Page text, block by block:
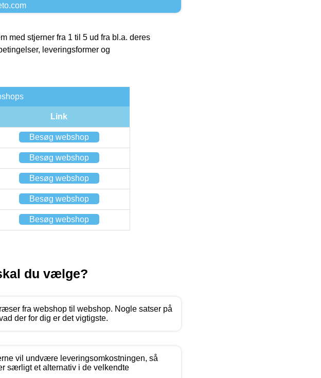
med stjerner fra 1 til 5 ud fra bl.a. deres
leveringsformer og
Link
Besøg webshop
Besøg webshop
Besøg webshop
Besøg webshop
Besøg webshop
du vælge?
fra webshop til webshop. Nogle satser på
der for dig er det vigtigste.
vil undvære leveringsomkostningen, så
særligt et alternativ i de velkendte